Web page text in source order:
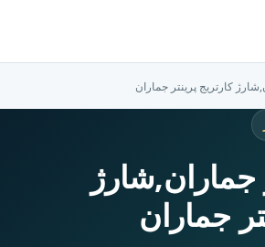
کارتریج پرینتر جماران
جماران,شارژ
جماران